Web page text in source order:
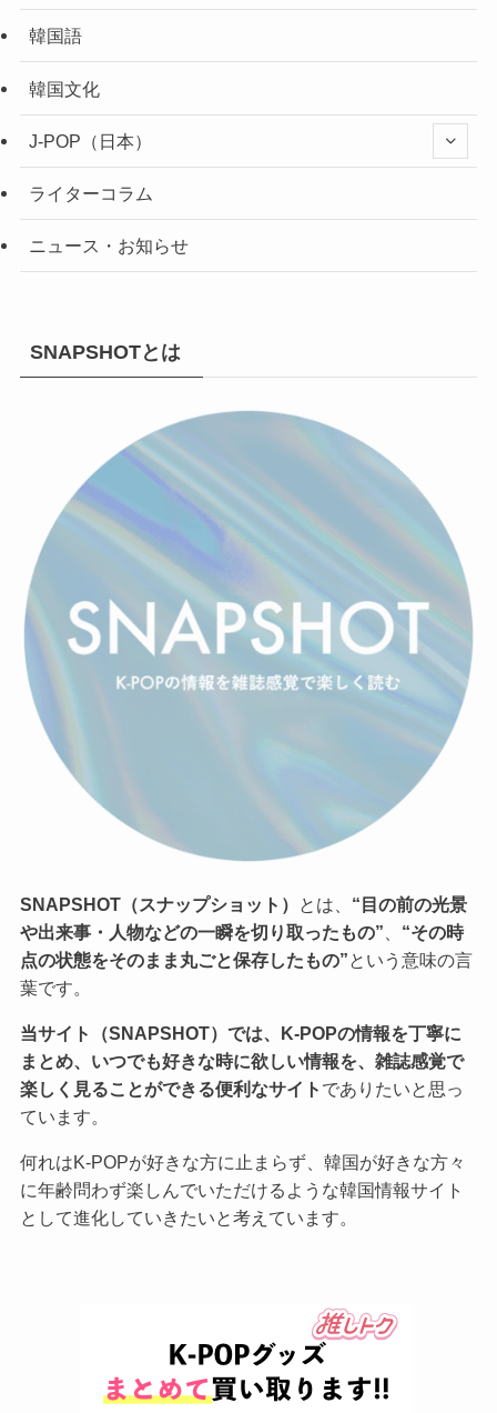
韓国語
韓国文化
J-POP（日本）
ライターコラム
ニュース・お知らせ
SNAPSHOTとは
SNAPSHOT（スナップショット） とは、 “目の前の光景
や出来事・人物などの一瞬を切り取ったもの”
“その時
点の状態をそのまま丸ごと保存したもの”という意味の言
葉です。
当サイト（SNAPSHOT）では、K-POPの情報を丁寧に
まとめ、いつでも好きな時に欲しい情報を、雑誌感覚で
楽しく見ることができる便利なサイト でありたいと思っ
ています。
何れはK-POPが好きな方に止まらず、韓国が好きな方々
に年齢問わず楽しんでいただけるような韓国情報サイト
として進化していきたいと考えています。